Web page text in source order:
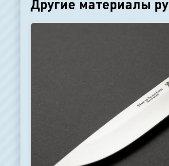
Другие материалы